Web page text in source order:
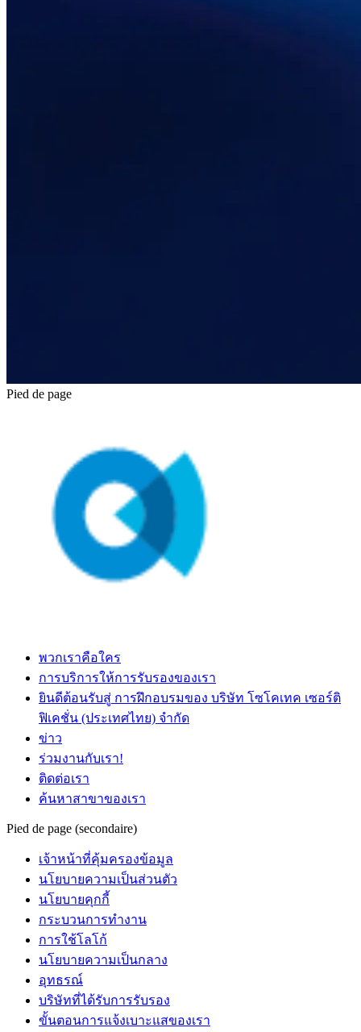
Pied de page
พวกเราคือใคร
การบริการให้การรับรองของเรา
ยินดีต้อนรับสู่ การฝึกอบรมของ บริษัท โซโคเทค เซอร์ติ
ฟิเคชั่น (ประเทศไทย) จำกัด
ข่าว
ร่วมงานกับเรา!
ติดต่อเรา
ค้นหาสาขาของเรา
Pied de page (secondaire)
เจ้าหน้าที่คุ้มครองข้อมูล
นโยบายความเป็นส่วนตัว
นโยบายคุกกี้
กระบวนการทำงาน
การใช้โลโก้
นโยบายความเป็นกลาง
อุทธรณ์
บริษัทที่ได้รับการรับรอง
ขั้นตอนการแจ้งเบาะแสของเรา